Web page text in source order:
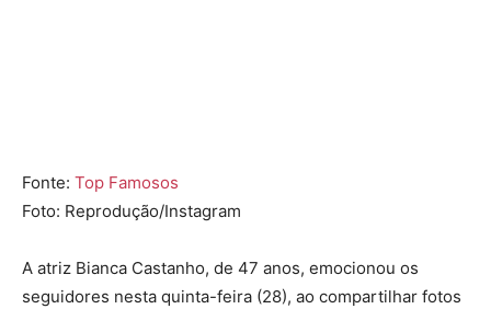
Fonte: Top Famosos
Foto: Reprodução/Instagram
A atriz Bianca Castanho, de 47 anos, emocionou os
seguidores nesta quinta-feira (28), ao compartilhar fotos